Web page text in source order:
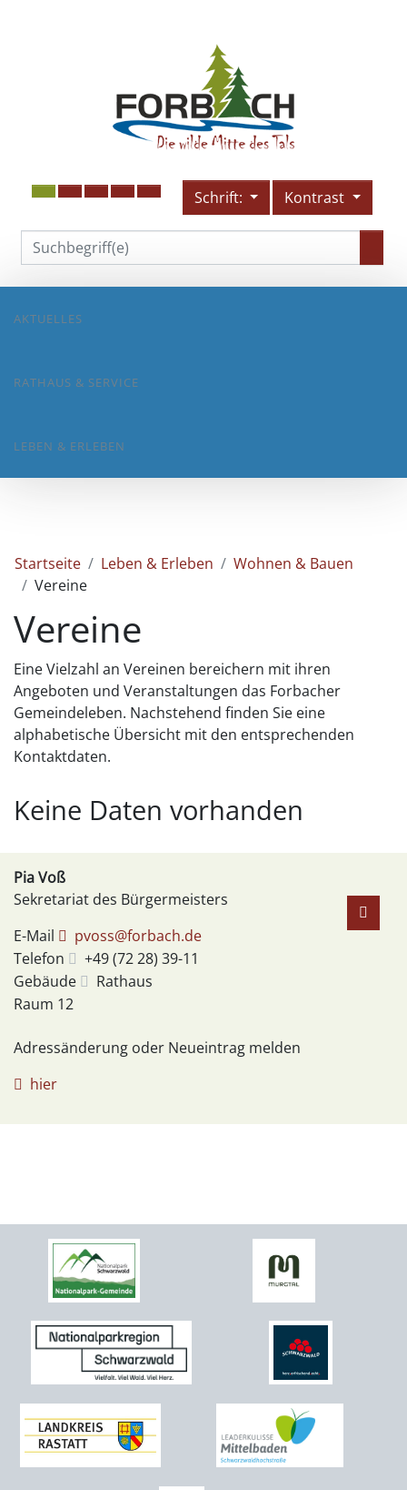
Schrift: Kontrast
AKTUELLES
RATHAUS & SERVICE
LEBEN & ERLEBEN
Startseite Leben & Erleben
Wohnen & Bauen
Vereine
Vereine
Eine Vielzahl an Vereinen bereichern mit ihren
Angeboten und Veranstaltungen das Forbacher
Gemeindeleben. Nachstehend finden Sie eine
alphabetische Übersicht mit den entsprechenden
Kontaktdaten.
Keine Daten vorhanden
PiaVoß
Sekretariat des Bürgermeisters
E-Mail
pvoss@forbach.de
Telefon
+49 (7228) 39-11
Gebäude
Rathaus
Raum 12
Adressänderung oder Neueintrag melden
hier